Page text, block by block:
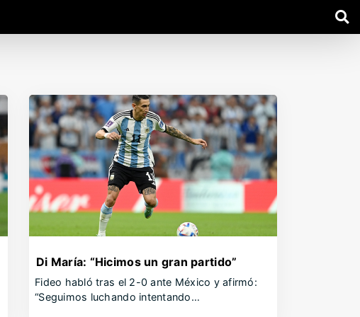
Di María: “Hicimos un gran partido”
Fideo habló tras el 2-0 ante México y afirmó:
“Seguimos luchando intentando…